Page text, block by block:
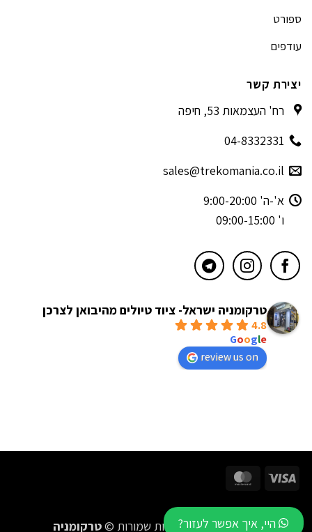
ספורט
עודפים
יצירת קשר
רח' העצמאות 53, חיפה
04-8332331
sales@trekomania.co.il
א'-ה' 9:00-20:00
ו' 09:00-15:00
טרקומניה ישראל- ציוד טיולים מהיבואן לצרכן
4.8
Google
review us on
Visa
2016-2026 כל הזכויות שמורות © טרקומניה היי, איך אפשר לעזור?